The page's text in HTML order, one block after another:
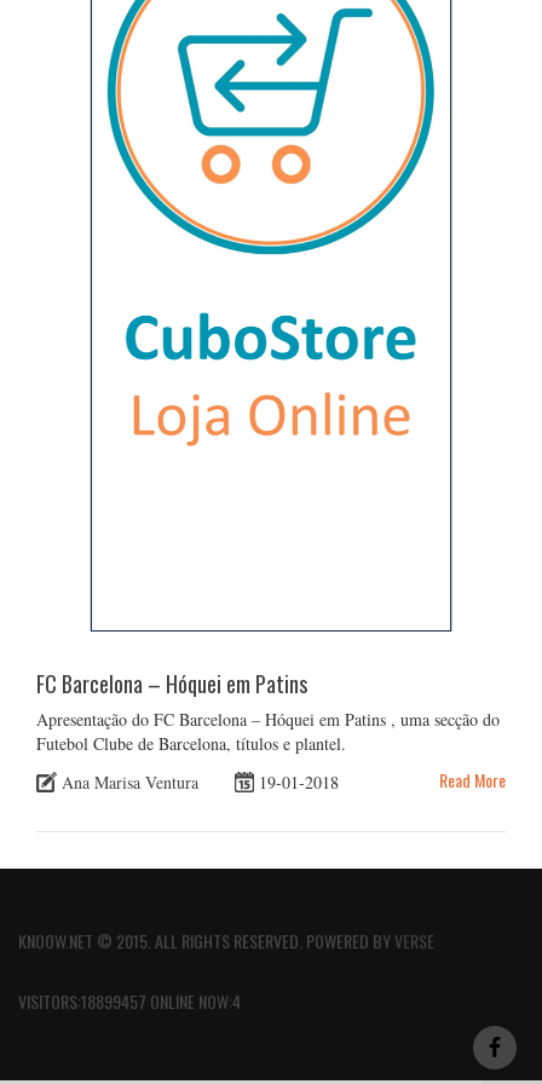
FC Barcelona – Hóquei em Patins
Apresentação do FC Barcelona – Hóquei em Patins , uma secção do
Futebol Clube de Barcelona, títulos e plantel.
Ana Marisa Ventura
19-01-2018 Read More
KNOOW.NET © 2015. ALL RIGHTS RESERVED. POWERED BYVERSE
VISITORS:18899457 ONLINE NOW:4